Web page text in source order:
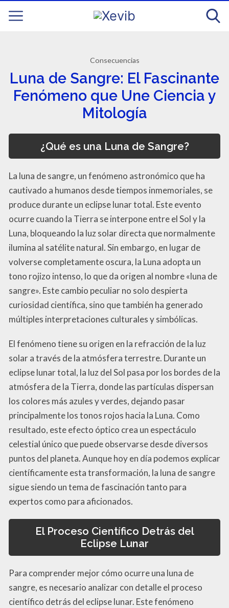
Consecuencias
Luna de Sangre: El Fascinante
Fenómeno que Une Ciencia y
Mitología
¿Qué es una Luna de Sangre?
La luna de sangre, un fenómeno astronómico que ha
cautivado a humanos desde tiempos inmemoriales, se
produce durante un eclipse lunar total. Este evento
ocurre cuando la Tierra se interpone entre el Sol y la
Luna, bloqueando la luz solar directa que normalmente
ilumina al satélite natural. Sin embargo, en lugar de
volverse completamente oscura, la Luna adopta un
tono rojizo intenso, lo que da origen al nombre «luna de
sangre». Este cambio peculiar no solo despierta
curiosidad científica, sino que también ha generado
múltiples interpretaciones culturales y simbólicas.
El fenómeno tiene su origen en la refracción de la luz
solar a través de la atmósfera terrestre. Durante un
eclipse lunar total, la luz del Sol pasa por los bordes de la
atmósfera de la Tierra, donde las partículas dispersan
los colores más azules y verdes, dejando pasar
principalmente los tonos rojos hacia la Luna. Como
resultado, este efecto óptico crea un espectáculo
celestial único que puede observarse desde diversos
puntos del planeta. Aunque hoy en día podemos explicar
científicamente esta transformación, la luna de sangre
sigue siendo un tema de fascinación tanto para
expertos como para aficionados.
El Proceso Científico Detrás del
Eclipse Lunar
Para comprender mejor cómo ocurre una luna de
sangre, es necesario analizar con detalle el proceso
científico detrás del eclipse lunar. Este fenómeno